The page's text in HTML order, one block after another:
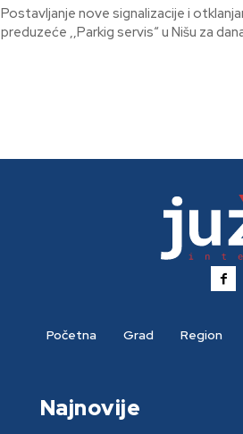
Postavljanje nove signalizacije i otklanjanje
preduzeće ,,Parkig servis“ u Nišu za
Početna Grad Region
Najnovije